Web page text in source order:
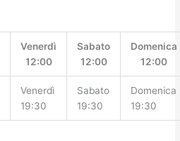
Venerdì
12:00
Sabato
12:00
Domenica
12:00
Venerdì
19:30
Sabato
19:30
Domenica
19:30